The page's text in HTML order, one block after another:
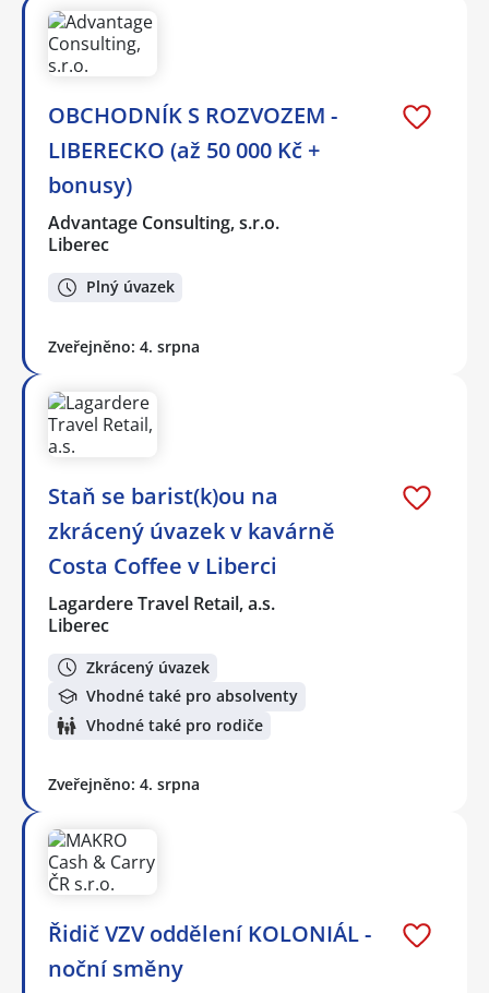
OBCHODNÍK S ROZVOZEM -
LIBERECKO (až 50 000 Kč +
bonusy)
Advantage Consulting, s.r.o.
Liberec
Plný úvazek
Zveřejněno: 4. srpna
Staň se barist(k)ou na
zkrácený úvazek v kavárně
Costa Coffee v Liberci
Lagardere Travel Retail, a.s.
Liberec
Zkrácený úvazek
Vhodné také pro absolventy
Vhodné také pro rodiče
Zveřejněno: 4. srpna
Řidič VZV oddělení KOLONIÁL -
noční směny